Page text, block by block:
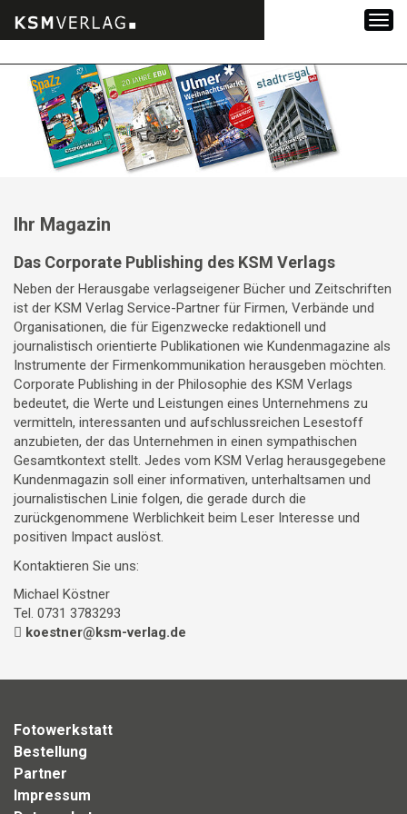
Inhalt
springen
Ihr Magazin
Das Corporate Publishing des KSM Verlags
Neben der Herausgabe verlagseigener Bücher und Zeitschriften
ist der KSM Verlag Service-Partner für Firmen, Verbände und
Organisationen, die für Eigenzwecke redaktionell und
journalistisch orientierte Publikationen wie Kundenmagazine als
Instrumente der Firmenkommunikation herausgeben möchten.
Corporate Publishing in der Philosophie des KSM Verlags
bedeutet, die Werte und Leistungen eines Unternehmens zu
vermitteln, interessanten und aufschlussreichen Lesestoff
anzubieten, der das Unternehmen in einen sympathischen
Gesamtkontext stellt. Jedes vom KSM Verlag herausgegebene
Kundenmagazin soll einer informativen, unterhaltsamen und
journalistischen Linie folgen, die gerade durch die
zurückgenommene Werblichkeit beim Leser Interesse und
positiven Impact auslöst.
Kontaktieren Sie uns:
Michael Köstner
Tel. 0731 3783293
koestner@ksm-verlag.de
Fotowerkstatt
Bestellung
Partner
Impressum